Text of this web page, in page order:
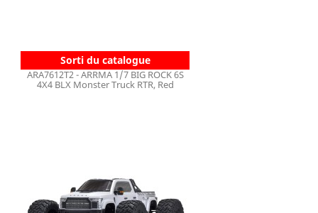
Sorti du catalogue
ARA7612T2 - ARRMA 1/7 BIG ROCK 6S
4X4 BLX Monster Truck RTR, Red